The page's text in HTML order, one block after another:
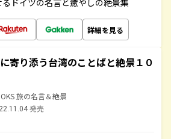
ドイツの名言と癒やしの絶景集
詳細を見る
寄り添う台湾のことばと絶景１０
旅の名言＆絶景
発売